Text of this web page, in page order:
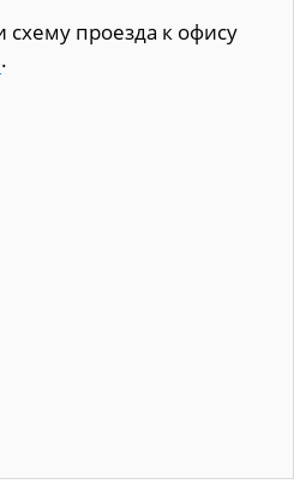
проезда к офису
.